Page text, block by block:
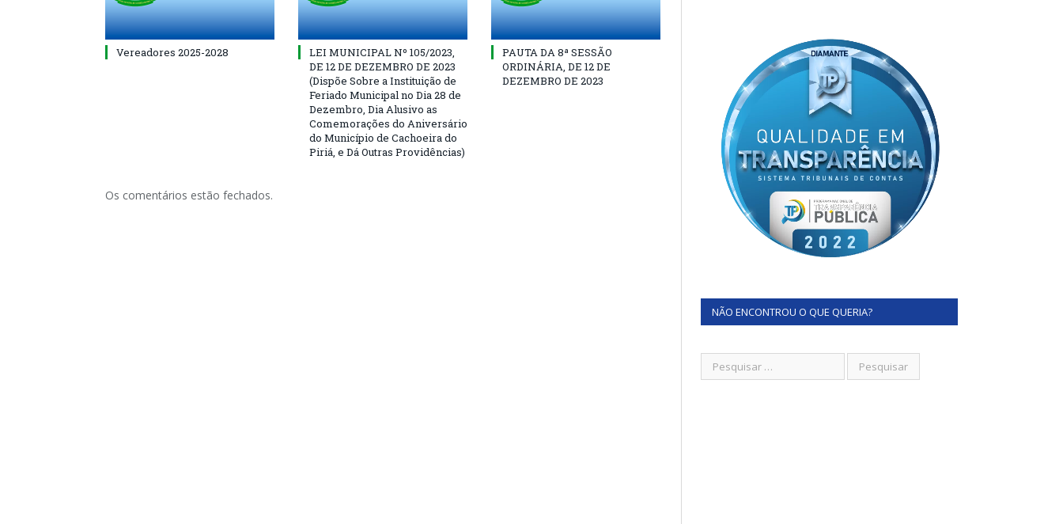
Vereadores 2025-2028
LEI MUNICIPAL Nº 105/2023,
DE 12 DE DEZEMBRO DE 2023
(Dispõe Sobre a Instituição de
Feriado Municipal no Dia 28 de
Dezembro, Dia Alusivo as
Comemorações do Aniversário
do Município de Cachoeira do
Piriá, e Dá Outras Providências)
PAUTA DA 8ª SESSÃO
ORDINÁRIA, DE 12 DE
DEZEMBRO DE 2023
Os comentários estão fechados.
NÃO ENCONTROU O QUE QUERIA?